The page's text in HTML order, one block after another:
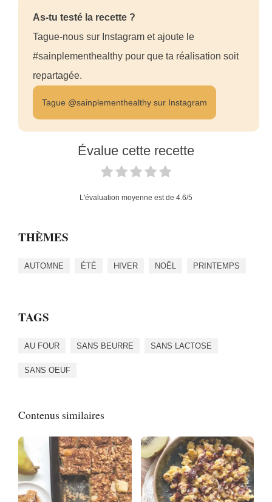
As-tu testé la recette ?
Tague-nous sur Instagram et ajoute le
#sainplementhealthy pour que ta réalisation soit
repartagée.
Tague @sainplementhealthy sur Instagram
Évalue cette recette
L'évaluation moyenne est de 4.6/5
THÈMES
AUTOMNE ÉTÉ HIVER NOËL PRINTEMPS
TAGS
AU FOUR SANS BEURRE SANS LACTOSE
SANS OEUF
Contenus similaires